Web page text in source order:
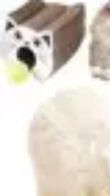
Globe Explore
Voyage Durable Sécurité
en SoloConseils Pratiques
Globe Explore